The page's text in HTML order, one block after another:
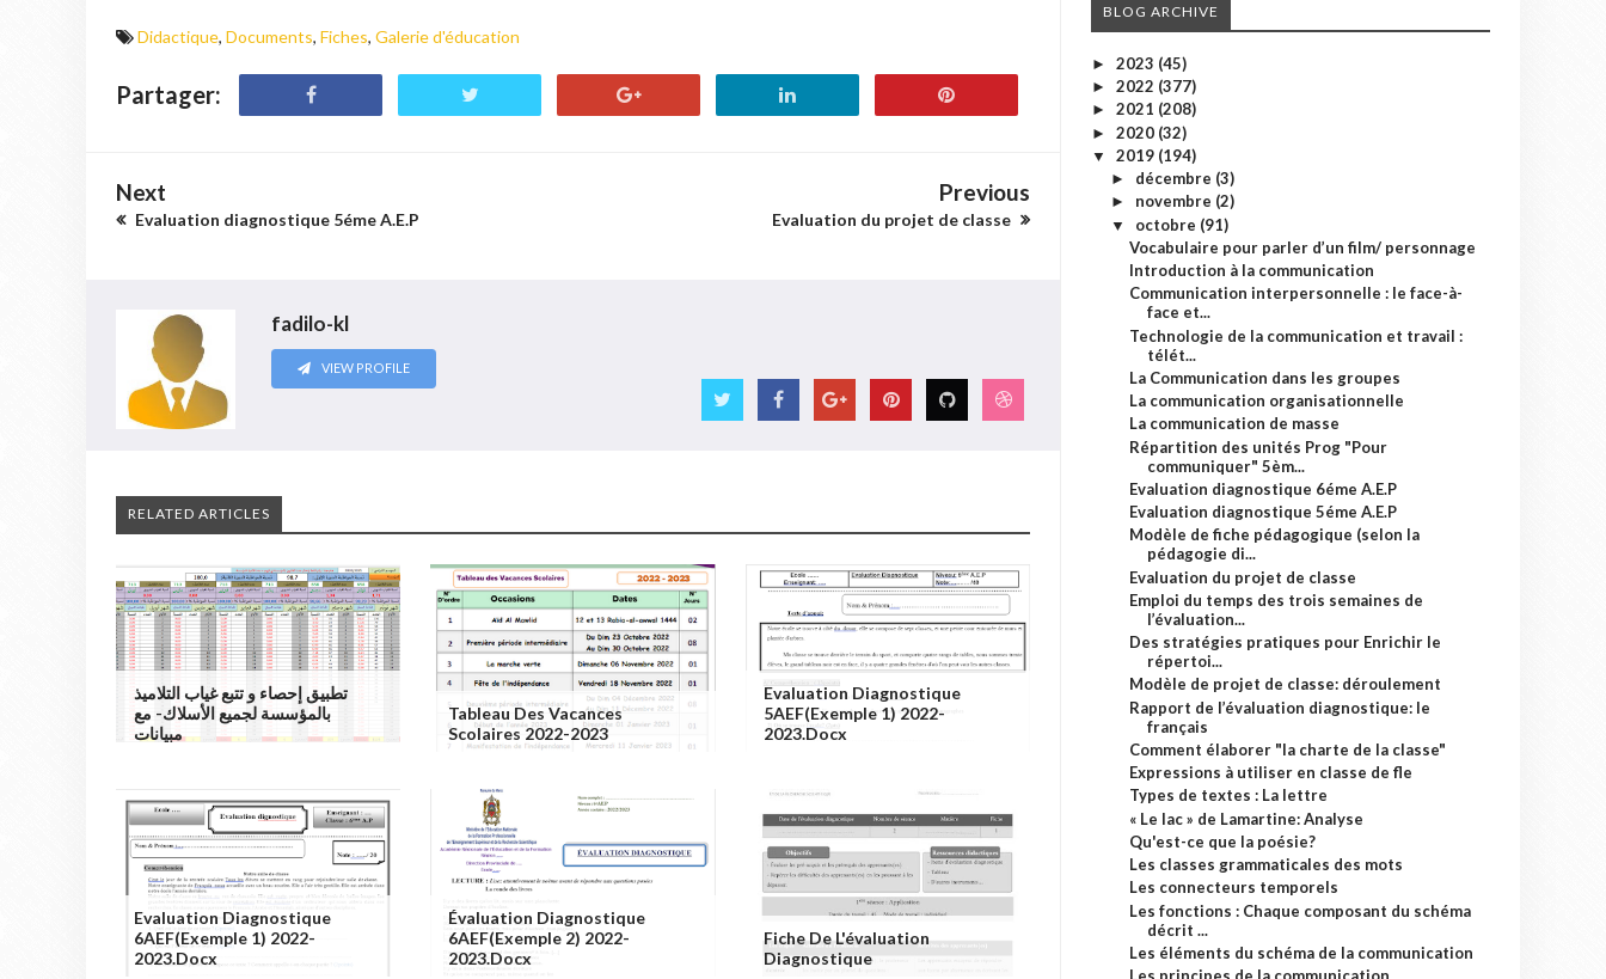
Didactique, Documents, Fiches, Galerie d'éducation
Partager:
Next
Evaluation diagnostique 5éme A.E.P
Previous
Evaluation du projet de classe
fadilo-kl
VIEW PROFILE
RELATED ARTICLES
تطبيق إحصاء و تتبع غياب التلاميذ
بالمؤسسة لجميع الأسلاك- مع
مبيانات
Tableau Des Vacances
Scolaires 2022-2023
Evaluation Diagnostique
5AEF(exemple 1) 2022-
2023.docx
Evaluation Diagnostique
6AEF(exemple 1) 2022-
2023.docx
Évaluation Diagnostique
6AEF(exemple 2) 2022-
2023.docx
Fiche De L'évaluation
Diagnostique
BLOG ARCHIVE
► 2023 (45)
► 2022 (377)
► 2021 (208)
► 2020 (32)
▼ 2019 (194)
► décembre (3)
► novembre (2)
▼ octobre (91)
Vocabulaire pour parler d’un film/ personnage
Introduction à la communication
Communication interpersonnelle : le face-à-
face et...
Technologie de la communication et travail :
télét...
La Communication dans les groupes
La communication organisationnelle
La communication de masse
Répartition des unités Prog "Pour
communiquer" 5èm...
Evaluation diagnostique 6éme A.E.P
Evaluation diagnostique 5éme A.E.P
Modèle de fiche pédagogique (selon la
pédagogie di...
Evaluation du projet de classe
Emploi du temps des trois semaines de
l’évaluation...
Des stratégies pratiques pour Enrichir le
répertoi...
Modèle de projet de classe: déroulement
Rapport de l’évaluation diagnostique: le
français
Comment élaborer "la charte de la classe"
Expressions à utiliser en classe de fle
Types de textes : La lettre
« Le lac » de Lamartine: Analyse
Qu'est-ce que la poésie?
Les classes grammaticales des mots
Les connecteurs temporels
Les fonctions : Chaque composant du schéma
décrit ...
Les éléments du schéma de la communication